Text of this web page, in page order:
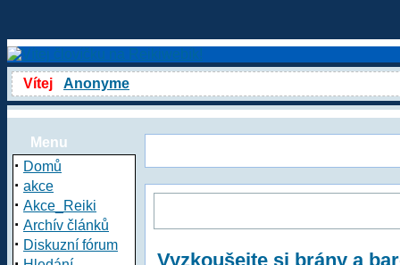
Vítej Anonyme
Menu
· Domů
· akce
· Akce_Reiki
· Archív článků
· Diskuzní fórum
Vyzkoušejte si brány a